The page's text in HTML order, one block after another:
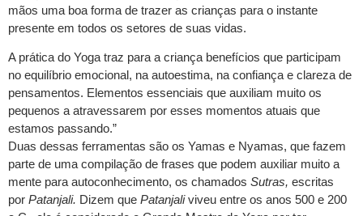
mãos uma boa forma de trazer as crianças para o instante
presente em todos os setores de suas vidas.
A prática do Yoga traz para a criança benefícios que participam
no equilíbrio emocional, na autoestima, na confiança e clareza de
pensamentos. Elementos essenciais que auxiliam muito os
pequenos a atravessarem por esses momentos atuais que
estamos passando.”
Duas dessas ferramentas são os Yamas e Nyamas, que fazem
parte de uma compilação de frases que podem auxiliar muito a
mente para autoconhecimento, os chamados Sutras, escritas
por Patanjali. Dizem que Patanjaliviveu entre os anos 500 e 200